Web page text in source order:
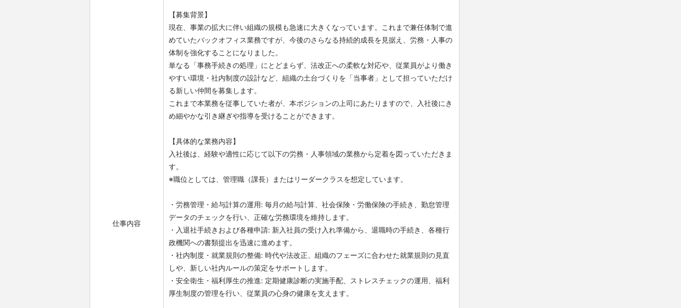
仕事内容
【募集背景】
現在、事業の拡大に伴い組織の規模も急速に大きくなっています。これまで兼任体制で進
めていたバックオフィス業務ですが、今後のさらなる持続的成長を見据え、労務・人事の
体制を強化することになりました。
単なる「事務手続きの処理」にとどまらず、法改正への柔軟な対応や、従業員がより働き
やすい環境・社内制度の設計など、組織の土台づくりを「当事者」として担っていただけ
る新しい仲間を募集します。
これまで本業務を従事していた者が、本ポジションの上司にあたりますので、入社後にき
め細やかな引き継ぎや指導を受けることができます。
【具体的な業務内容】
入社後は、経験や適性に応じて以下の労務・人事領域の業務から定着を図っていただきま
す。
※職位としては、管理職（課長）またはリーダークラスを想定しています。
・労務管理・給与計算の運用: 毎月の給与計算、社会保険・労働保険の手続き、勤怠管理
データのチェックを行い、正確な労務環境を維持します。
・入退社手続きおよび各種申請: 新入社員の受け入れ準備から、退職時の手続き、各種行
政機関への書類提出を迅速に進めます。
・社内制度・就業規則の整備: 時代や法改正、組織のフェーズに合わせた就業規則の見直
しや、新しい社内ルールの策定をサポートします。
・安全衛生・福利厚生の推進: 定期健康診断の実施手配、ストレスチェックの運用、福利
厚生制度の管理を行い、従業員の心身の健康を支えます。